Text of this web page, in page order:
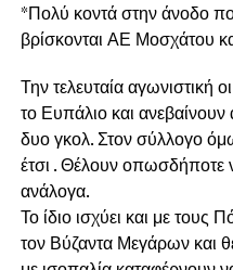
*Πολύ κοντά στην άνοδο
βρίσκονται ΑΕ Μοσχάτου
Την τελευταία αγωνιστική
το Ευπάλιο και
δυο γκολ. Στον σύλλογο
έτσι . Θέλουν οπωσδήποτε
ανάλογα.
Το ίδιο ισχύει και με τους
τον Βύζαντα Μεγάρων και